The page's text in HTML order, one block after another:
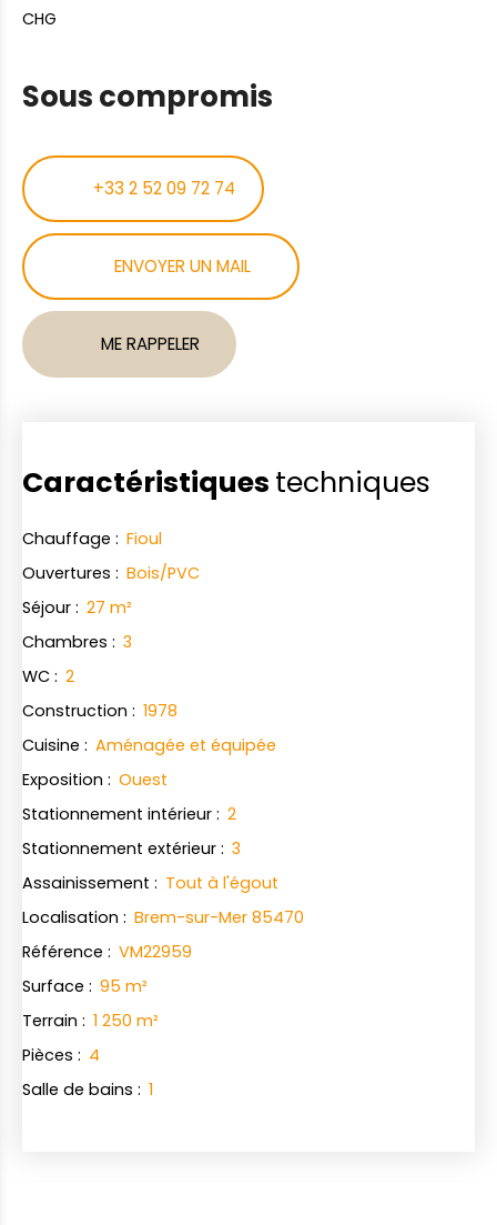
CHG
Sous compromis
+33 2 52 09 72 74
ENVOYER UN MAIL
ME RAPPELER
Caractéristiques techniques
Chauffage : Fioul
Ouvertures : Bois/PVC
Séjour : 27 m²
Chambres : 3
WC : 2
Construction : 1978
Cuisine : Aménagée et équipée
Exposition : Ouest
Stationnement intérieur : 2
Stationnement extérieur : 3
Assainissement : Tout à l'égout
Localisation : Brem-sur-Mer 85470
Référence : VM22959
Surface : 95 m²
Terrain : 1 250 m²
Pièces : 4
Salle de bains : 1